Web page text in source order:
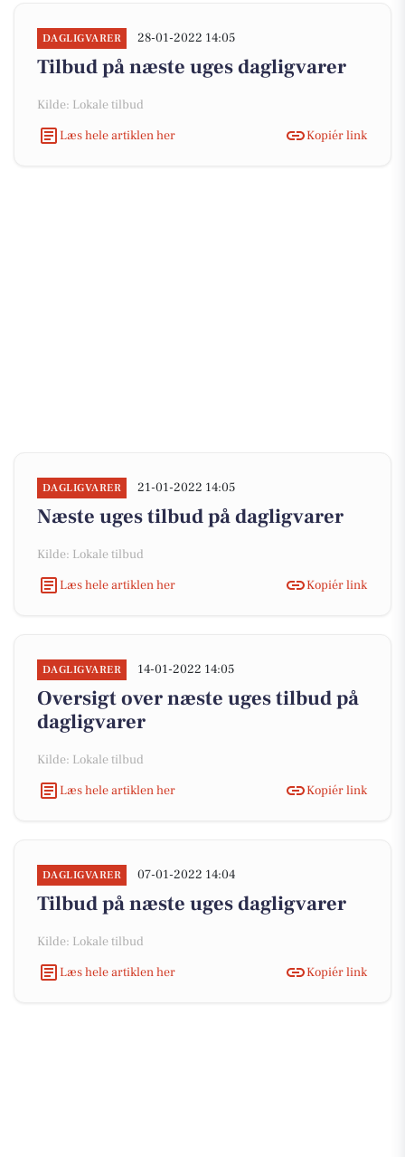
DAGLIGVARER 28-01-2022 14:05
Tilbud på næste uges dagligvarer
Kilde: Lokale tilbud
Læs hele artiklen her
Kopiér link
DAGLIGVARER 21-01-2022 14:05
Næste uges tilbud på dagligvarer
Kilde: Lokale tilbud
Læs hele artiklen her
Kopiér link
DAGLIGVARER 14-01-2022 14:05
Oversigt over næste uges tilbud på
dagligvarer
Kilde: Lokale tilbud
Læs hele artiklen her
Kopiér link
DAGLIGVARER 07-01-2022 14:04
Tilbud på næste uges dagligvarer
Kilde: Lokale tilbud
Læs hele artiklen her
Kopiér link